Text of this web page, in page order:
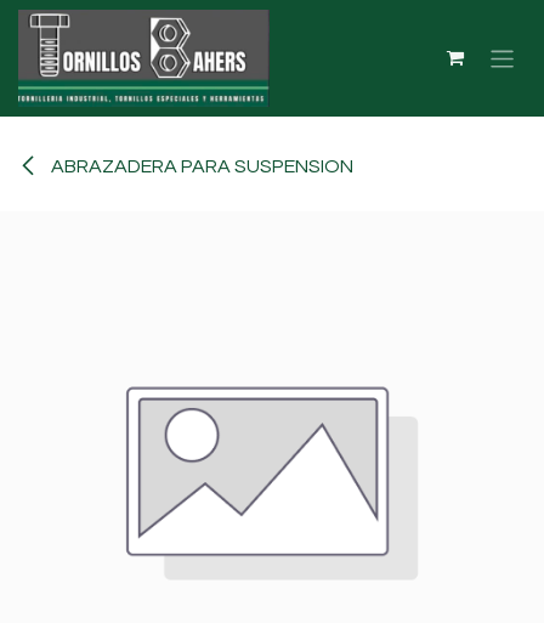
Ir al contenido
ABRAZADERA PARA SUSPENSION